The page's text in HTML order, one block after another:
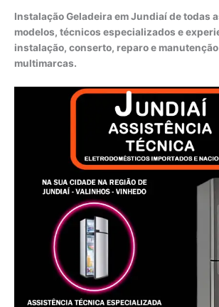
Instalação Geladeira em Jundiaí de todas
modelos, técnicos especializados e
instalação, conserto, reparo e
multimarcas.